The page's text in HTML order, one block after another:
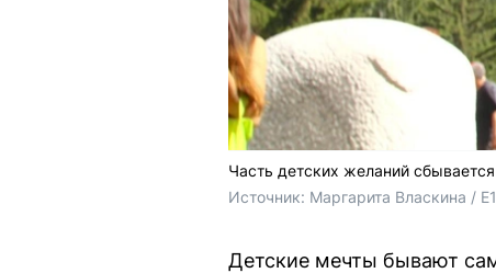
Часть детских желаний
Источник: Маргарита Власкина /
Детские мечты бывают